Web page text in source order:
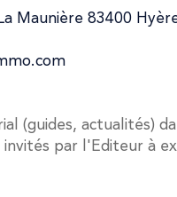
Maunière 83400
(guides, actualités)
par l'Editeur à